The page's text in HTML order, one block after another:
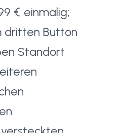
€ einmalig;
dritten Button
Standort